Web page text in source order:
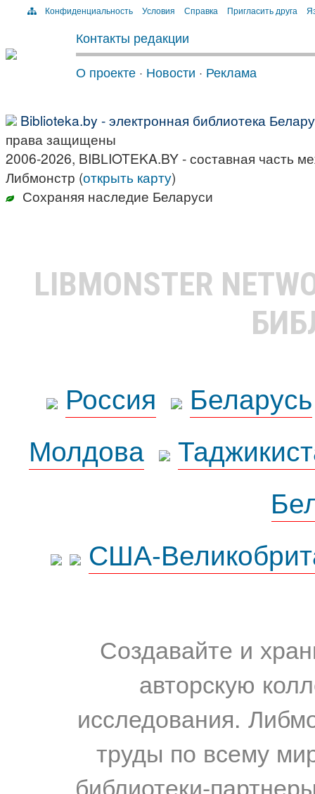
Конфиденциальность Условия Справка Пригласить друга
Контакты редакции
О проекте · Новости · Реклама
Biblioteka.by - электронная библиотека
права защищены
2006-2026, BIBLIOTEKA.BY - составная часть
Либмонстр (открыть карту)
Сохраняя наследие Беларуси
LIBMONSTER
Россия
Беларусь
Молдова
США-
Создавайте и
авторскую
исследования.
труды по всему
библиотеки-